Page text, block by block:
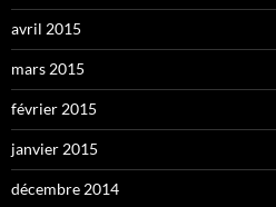
avril 2015
mars 2015
février 2015
janvier 2015
décembre 2014